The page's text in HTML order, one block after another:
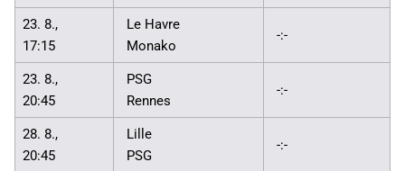
23. 8.,
17:15
Le Havre
Monako
-:-
23. 8.,
20:45
PSG
Rennes
-:-
28. 8.,
20:45
Lille
PSG
-:-